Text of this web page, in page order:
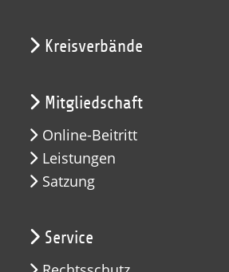
Kreisverbände
Mitgliedschaft
Online-Beitritt
Leistungen
Satzung
Service